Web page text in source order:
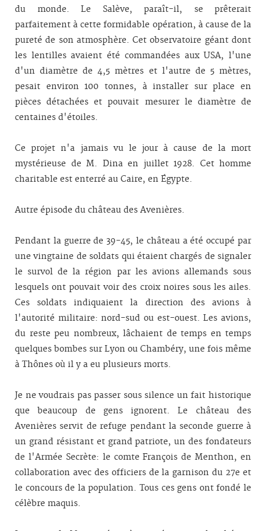
du monde. Le Salève, paraît-il, se prêterait
parfaitement à cette formidable opération, à cause de la
pureté de son atmosphère. Cet observatoire géant dont
les lentilles avaient été commandées aux USA, l'une
d'un diamètre de 4,5 mètres et l'autre de 5 mètres,
pesait environ 100 tonnes, à installer sur place en
pièces détachées et pouvait mesurer le diamètre de
centaines d'étoiles.
Ce projet n'a jamais vu le jour à cause de la mort
mystérieuse de M. Dina en juillet 1928. Cet homme
charitable est enterré au Caire, en Égypte.
Autre épisode du château des Avenières.
Pendant la guerre de 39-45, le château a été occupé par
une vingtaine de soldats qui étaient chargés de signaler
le survol de la région par les avions allemands sous
lesquels ont pouvait voir des croix noires sous les ailes.
Ces soldats indiquaient la direction des avions à
l'autorité militaire: nord-sud ou est-ouest. Les avions,
du reste peu nombreux, lâchaient de temps en temps
quelques bombes sur Lyon ou Chambéry, une fois même
à Thônes où il y a eu plusieurs morts.
Je ne voudrais pas passer sous silence un fait historique
que beaucoup de gens ignorent. Le château des
Avenières servit de refuge pendant la seconde guerre à
un grand résistant et grand patriote, un des fondateurs
de l'Armée Secrète: le comte François de Menthon, en
collaboration avec des officiers de la garnison du 27e et
le concours de la population. Tous ces gens ont fondé le
célèbre maquis.